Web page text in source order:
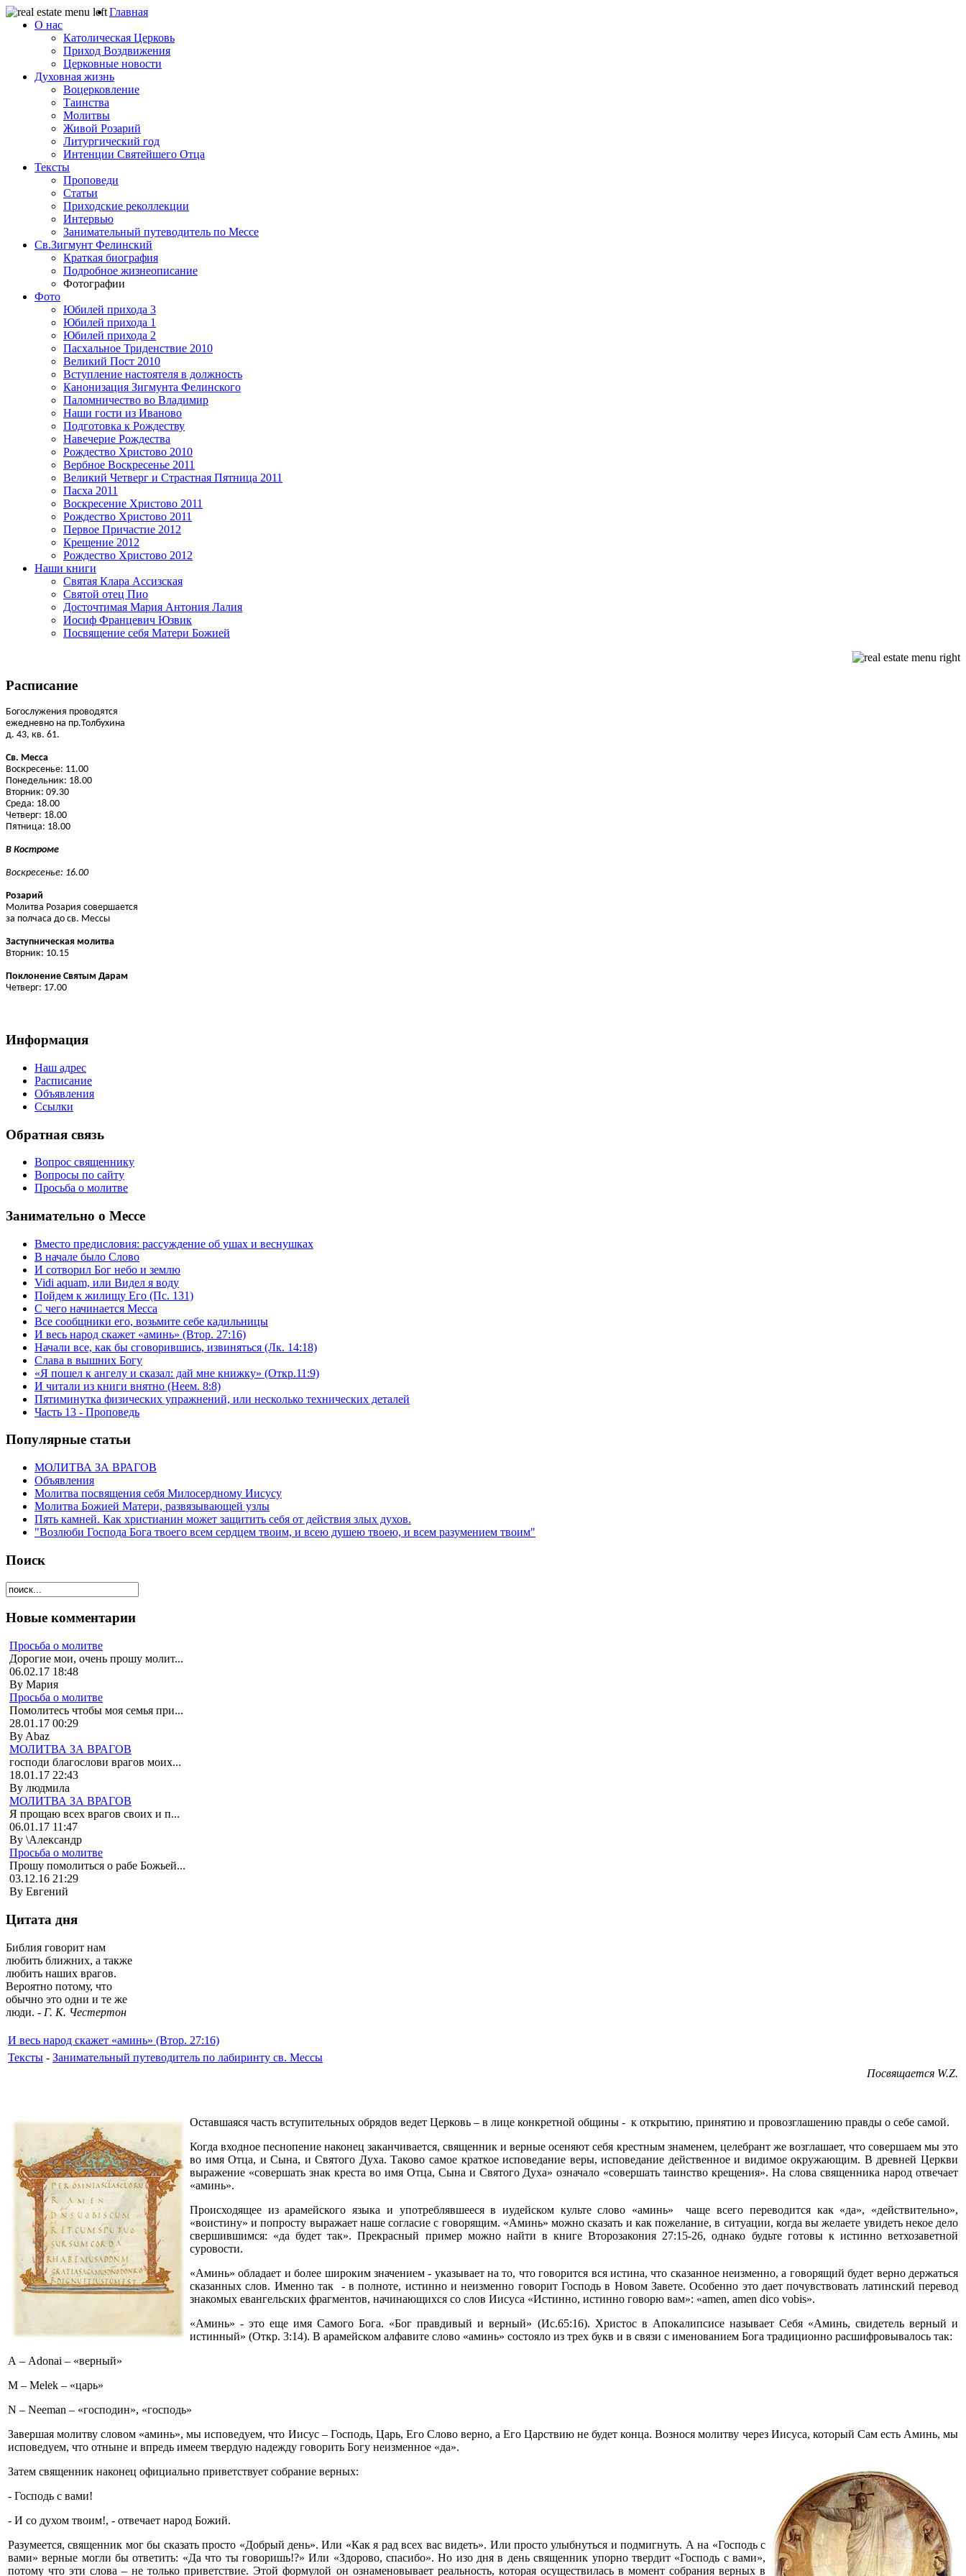
Главная
О нас
Католическая Церковь
Приход Воздвижения
Церковные новости
Духовная жизнь
Воцерковление
Таинства
Молитвы
Живой Розарий
Литургический год
Интенции Святейшего Отца
Тексты
Проповеди
Статьи
Приходские реколлекции
Интервью
Занимательный путеводитель по Мессе
Св.Зигмунт Фелинский
Краткая биография
Подробное жизнеописание
Фотографии
Фото
Юбилей прихода 3
Юбилей прихода 1
Юбилей прихода 2
Пасхальное Триденствие 2010
Великий Пост 2010
Вступление настоятеля в должность
Канонизация Зигмунта Фелинского
Паломничество во Владимир
Наши гости из Иваново
Подготовка к Рождеству
Навечерие Рождества
Рождество Христово 2010
Вербное Воскресенье 2011
Великий Четверг и Страстная Пятница 2011
Пасха 2011
Воскресение Христово 2011
Рождество Христово 2011
Первое Причастие 2012
Крещение 2012
Рождество Христово 2012
Наши книги
Святая Клара Ассизская
Святой отец Пио
Досточтимая Мария Антония Лалия
Иосиф Францевич Юзвик
Посвящение себя Матери Божией
Расписание
Богослужения проводятся
ежедневно на пр.Толбухина
д. 43, кв. 61.
Св. Месса
Воскресенье: 11.00
Понедельник: 18.00
Вторник: 09.30
Среда: 18.00
Четверг: 18.00
Пятница: 18.00
В Костроме
Воскресенье: 16.00
Розарий
Молитва Розария совершается
за полчаса до св. Мессы
Заступническая молитва
Вторник: 10.15
Поклонение Святым Дарам
Четверг: 17.00
Информация
Наш адрес
Расписание
Объявления
Ссылки
Обратная связь
Вопрос священнику
Вопросы по сайту
Просьба о молитве
Занимательно о Мессе
Вместо предисловия: рассуждение об ушах и веснушках
В начале было Слово
И сотворил Бог небо и землю
Vidi aquam, или Видел я воду
Пойдем к жилищу Его (Пс. 131)
С чего начинается Месса
Все сообщники его, возьмите себе кадильницы
И весь народ скажет «аминь» (Втор. 27:16)
Начали все, как бы сговорившись, извиняться (Лк. 14:18)
Слава в вышних Богу
«Я пошел к ангелу и сказал: дай мне книжку» (Откр.11:9)
И читали из книги внятно (Неем. 8:8)
Пятиминутка физических упражнений, или несколько технических деталей
Часть 13 - Проповедь
Популярные статьи
МОЛИТВА ЗА ВРАГОВ
Объявления
Молитва посвящения себя Милосердному Иисусу
Молитва Божией Матери, развязывающей узлы
Пять камней. Как христианин может защитить себя от действия злых духов.
"Возлюби Господа Бога твоего всем сердцем твоим, и всею душею твоею, и всем разумением твоим"
Поиск
Новые комментарии
Просьба о молитве
Дорогие мои, очень прошу молит...
06.02.17 18:48
By Мария
Просьба о молитве
Помолитесь чтобы моя семья при...
28.01.17 00:29
By Abaz
МОЛИТВА ЗА ВРАГОВ
господи благослови врагов моих...
18.01.17 22:43
By людмила
МОЛИТВА ЗА ВРАГОВ
Я прощаю всех врагов своих и п...
06.01.17 11:47
By \Александр
Просьба о молитве
Прошу помолиться о рабе Божьей...
03.12.16 21:29
By Евгений
Цитата дня
Библия говорит нам
любить ближних, а также
любить наших врагов.
Вероятно потому, что
обычно это одни и те же
люди. - Г. К. Честертон
И весь народ скажет «аминь» (Втор. 27:16)
Тексты - Занимательный путеводитель по лабиринту св. Мессы
Посвящается W.Z.
Оставшаяся часть вступительных обрядов ведет Церковь – в лице конкретной общины - к открытию, принятию и провозглашению правды о себе самой.
Когда входное песнопение наконец заканчивается, священник и верные осеняют себя крестным знаменем, целебрант же возглашает, что совершаем мы это
во имя Отца, и Сына, и Святого Духа. Таково самое краткое исповедание веры, исповедание действенное и видимое окружающим. В древней Церкви
выражение «совершать знак креста во имя Отца, Сына и Святого Духа» означало «совершать таинство крещения». На слова священника народ отвечает
«аминь».
Происходящее из арамейского языка и употреблявшееся в иудейском культе слово «аминь»
чаще всего переводится как «да», «действительно»,
«воистину» и попросту выражает наше согласие с говорящим. «Аминь» можно сказать и как пожелание, в ситуации, когда вы желаете увидеть некое дело
свершившимся: «да будет так». Прекрасный пример можно найти в книге Второзакония 27:15-26, однако будьте готовы к истинно ветхозаветной
суровости.
«Аминь» обладает и более широким значением - указывает на то, что говорится вся истина, что сказанное неизменно, а говорящий будет верно держаться
сказанных слов. Именно так
- в полноте, истинно и неизменно говорит Господь в Новом Завете. Особенно это дает почувствовать латинский перевод
знакомых евангельских фрагментов, начинающихся со слов Иисуса «Истинно, истинно говорю вам»: «amen, amen dico vobis».
«Аминь» - это еще имя Самого Бога. «Бог правдивый и верный» (Ис.65:16). Христос в Апокалипсисе называет Себя «Аминь, свидетель верный и
истинный» (Откр. 3:14). В арамейском алфавите слово «аминь» состояло из трех букв и в связи с именованием Бога традиционно расшифровывалось так:
А – Adonai – «верный»
M – Melek – «царь»
N – Neeman – «господин», «господь»
Завершая молитву словом «аминь», мы исповедуем, что Иисус – Господь, Царь, Его Слово верно, а Его Царствию не будет конца. Вознося молитву через Иисуса, который Сам есть Аминь, мы
исповедуем, что отныне и впредь имеем твердую надежду говорить Богу неизменное «да».
Затем священник наконец официально приветствует собрание верных:
- Господь с вами!
- И со духом твоим!, - отвечает народ Божий.
Разумеется, священник мог бы сказать просто «Добрый день». Или «Как я рад всех вас видеть». Или просто улыбнуться и подмигнуть. А на «Господь с
вами» верные могли бы ответить: «Да что ты говоришь!?» Или «Здорово, спасибо». Но изо дня в день священник упорно твердит «Господь с вами»,
потому что эти слова – не только приветствие. Этой формулой он ознаменовывает реальность, которая осуществилась в момент собрания верных в